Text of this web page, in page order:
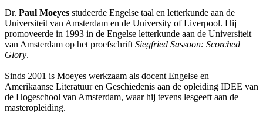
Dr. Paul Moeyes studeerde Engelse taal en letterkunde aan de
Universiteit van Amsterdam en de University of Liverpool. Hij
promoveerde in 1993 in de Engelse letterkunde aan de Universiteit
van Amsterdam op het proefschrift Siegfried Sassoon: Scorched
Glory.
Sinds 2001 is Moeyes werkzaam als docent Engelse en
Amerikaanse Literatuur en Geschiedenis aan de opleiding IDEE van
de Hogeschool van Amsterdam, waar hij tevens lesgeeft aan de
masteropleiding.